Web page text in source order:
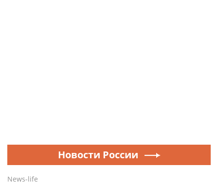
Новости России
News-life